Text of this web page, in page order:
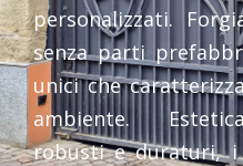
personalizzati.
senza parti
unici che
ambiente.
robusti e duraturi, i